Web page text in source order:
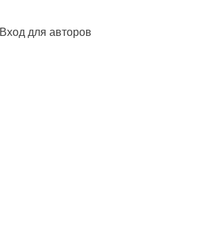
Вход для авторов